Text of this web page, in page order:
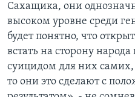
Сахащика, они
высоком уровне среди
будет понятно, что
встать на сторону
суицидом для них
то они это сделают с